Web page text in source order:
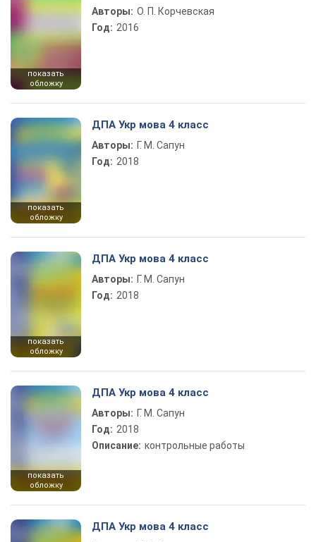
показать
обложку
Авторы: О. П. Корчевская
Год: 2016
показать
обложку
ДПА Укр мова 4 класс
Авторы: Г. М. Сапун
Год: 2018
показать
обложку
ДПА Укр мова 4 класс
Авторы: Г. М. Сапун
Год: 2018
показать
обложку
ДПА Укр мова 4 класс
Авторы: Г. М. Сапун
Год: 2018
Описание: контрольные работы
ДПА Укр мова 4 класс